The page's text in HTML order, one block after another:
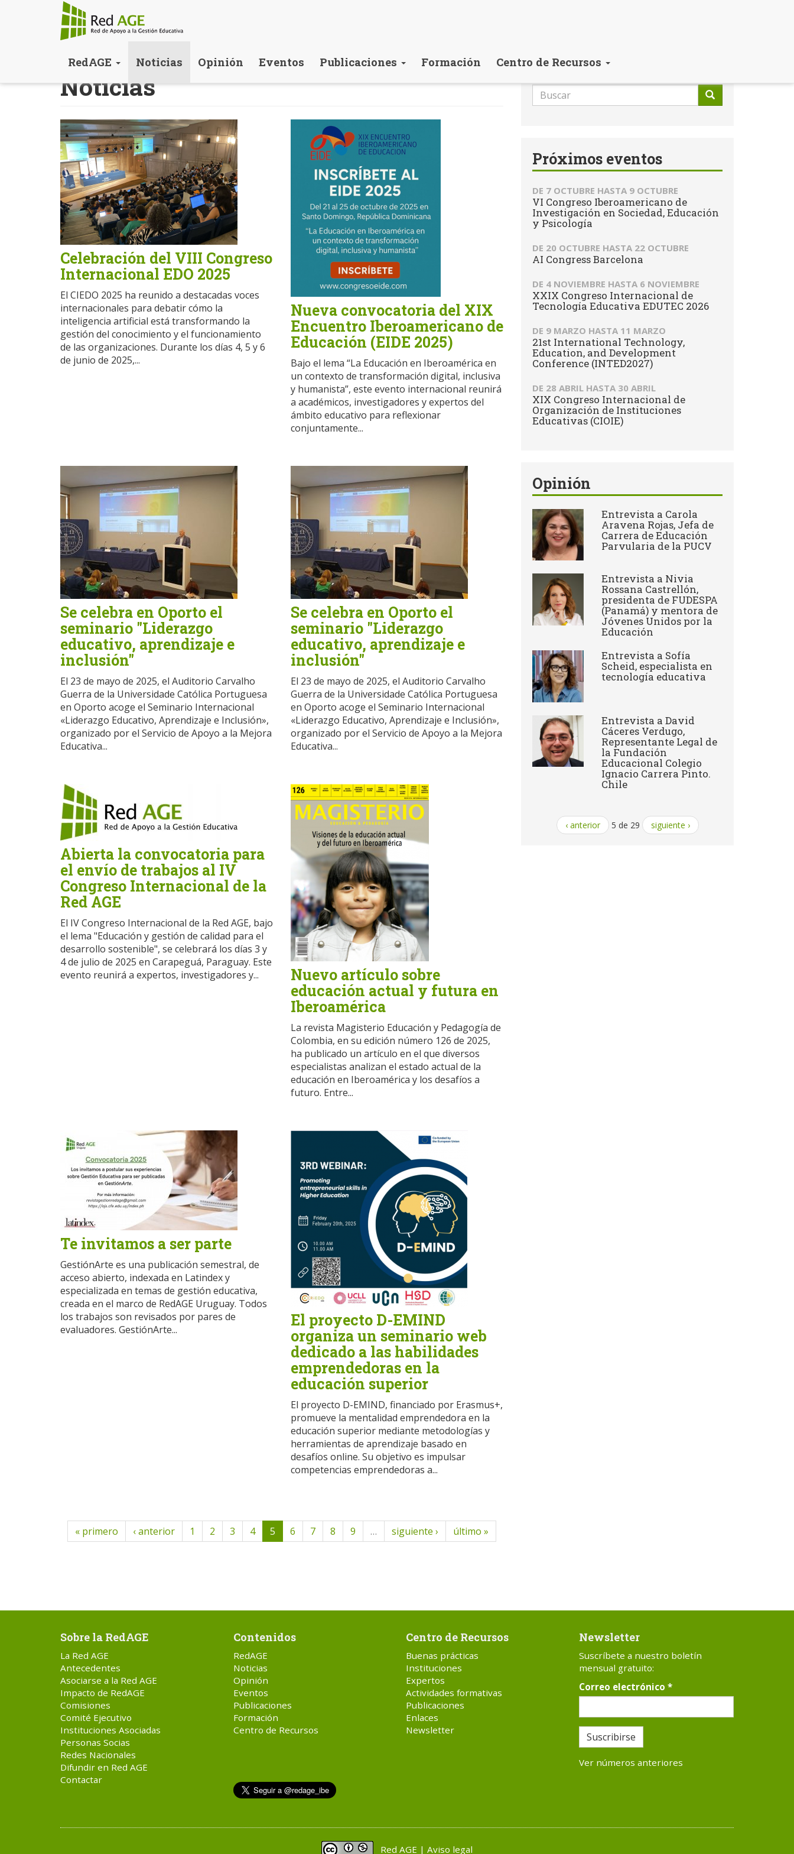
contenido
RedAGE Noticias Opinión Eventos Publicaciones Formación Centro de Recursos
Noticias
Celebración del VIII Congreso
Internacional EDO 2025
El CIEDO 2025 ha reunido a destacadas voces
internacionales para debatir cómo la
inteligencia artificial está transformando la
gestión del conocimiento y el funcionamiento
de las organizaciones. Durante los días 4, 5 y 6
de junio de 2025,...
Nueva convocatoria del XIX
Encuentro Iberoamericano de
Educación (EIDE 2025)
Bajo el lema “La Educación en Iberoamérica en
un contexto de transformación digital, inclusiva
y humanista”, este evento internacional reunirá
a académicos, investigadores y expertos del
ámbito educativo para reflexionar
conjuntamente...
Se celebra en Oporto el
seminario "Liderazgo
educativo, aprendizaje e
inclusión"
El 23 de mayo de 2025, el Auditorio Carvalho
Guerra de la Universidade Católica Portuguesa
en Oporto acoge el Seminario Internacional
«Liderazgo Educativo, Aprendizaje e Inclusión»,
organizado por el Servicio de Apoyo a la Mejora
Educativa...
Se celebra en Oporto el
seminario "Liderazgo
educativo, aprendizaje e
inclusión"
El 23 de mayo de 2025, el Auditorio Carvalho
Guerra de la Universidade Católica Portuguesa
en Oporto acoge el Seminario Internacional
«Liderazgo Educativo, Aprendizaje e Inclusión»,
organizado por el Servicio de Apoyo a la Mejora
Educativa...
Abierta la convocatoria para
el envío de trabajos al IV
Congreso Internacional de la
Red AGE
El IV Congreso Internacional de la Red AGE, bajo
el lema "Educación y gestión de calidad para el
desarrollo sostenible", se celebrará los días 3 y
4 de julio de 2025 en Carapeguá, Paraguay. Este
evento reunirá a expertos, investigadores y...
Nuevo artículo sobre
educación actual y futura en
Iberoamérica
La revista Magisterio Educación y Pedagogía de
Colombia, en su edición número 126 de 2025,
ha publicado un artículo en el que diversos
especialistas analizan el estado actual de la
educación en Iberoamérica y los desafíos a
futuro. Entre...
Te invitamos a ser parte
GestiónArte es una publicación semestral, de
acceso abierto, indexada en Latindex y
especializada en temas de gestión educativa,
creada en el marco de RedAGE Uruguay. Todos
los trabajos son revisados por pares de
evaluadores. GestiónArte...
El proyecto D-EMIND
organiza un seminario web
dedicado a las habilidades
emprendedoras en la
educación superior
El proyecto D-EMIND, financiado por Erasmus+,
promueve la mentalidad emprendedora en la
educación superior mediante metodologías y
herramientas de aprendizaje basado en
desafíos online. Su objetivo es impulsar
competencias emprendedoras a...
« primero ‹ anterior 1 2 3 4 5 6 7 8 9 … siguiente › último »
Formulario
de
Próximos eventos
DE 7 OCTUBRE HASTA 9 OCTUBRE
VI Congreso Iberoamericano de
Investigación en Sociedad, Educación
y Psicología
DE 20 OCTUBRE HASTA 22 OCTUBRE
AI Congress Barcelona
DE 4 NOVIEMBRE HASTA 6 NOVIEMBRE
XXIX Congreso Internacional de
Tecnología Educativa EDUTEC 2026
DE 9 MARZO HASTA 11 MARZO
21st International Technology,
Education, and Development
Conference (INTED2027)
DE 28 ABRIL HASTA 30 ABRIL
XIX Congreso Internacional de
Organización de Instituciones
Educativas (CIOIE)
Opinión
Entrevista a Carola
Aravena Rojas, Jefa de
Carrera de Educación
Parvularia de la PUCV
Entrevista a Nivia
Rossana Castrellón,
presidenta de FUDESPA
(Panamá) y mentora de
Jóvenes Unidos por la
Educación
Entrevista a Sofía
Scheid, especialista en
tecnología educativa
Entrevista a David
Cáceres Verdugo,
Representante Legal de
la Fundación
Educacional Colegio
Ignacio Carrera Pinto.
Chile
‹ anterior 5 de 29 siguiente ›
Sobre la RedAGE
La Red AGE
Antecedentes
Asociarse a la Red AGE
Impacto de RedAGE
Comisiones
Comité Ejecutivo
Instituciones Asociadas
Personas Socias
Redes Nacionales
Difundir en Red AGE
Contactar
Contenidos
RedAGE
Noticias
Opinión
Eventos
Publicaciones
Formación
Centro de Recursos
Centro de Recursos
Buenas prácticas
Instituciones
Expertos
Actividades formativas
Publicaciones
Enlaces
Newsletter
Newsletter
Suscríbete a nuestro boletín
mensual gratuito:
Correo electrónico *
Suscribirse
Ver números anteriores
Red AGE | Aviso legal